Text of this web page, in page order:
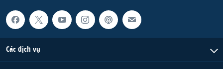
Các dịch vụ